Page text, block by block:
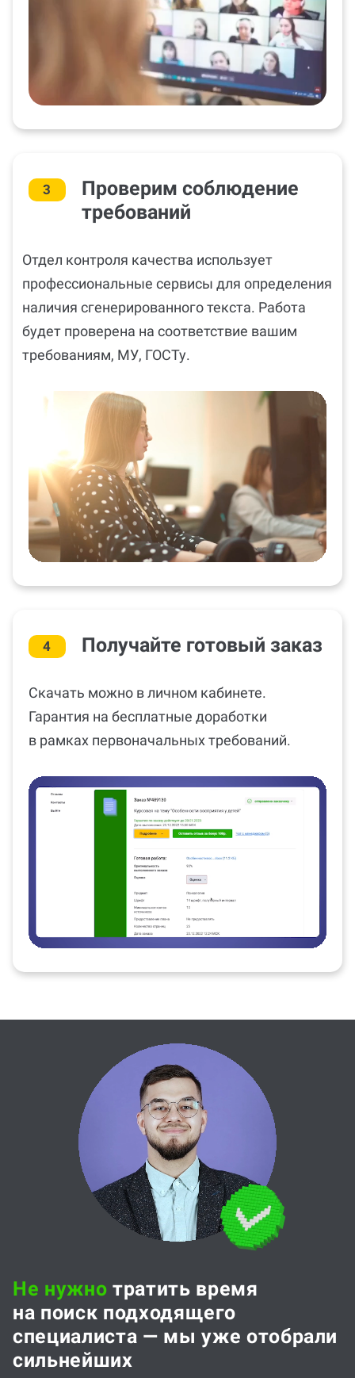
3
Проверим соблюдение
требований
Отдел контроля качества использует
профессиональные сервисы для определения
наличия сгенерированного текста. Работа
будет проверена на соответствие вашим
требованиям, МУ, ГОСТу.
4 Получайте готовый заказ
Скачать можно в личном кабинете.
Гарантия на бесплатные доработки
в рамках первоначальных требований.
Не нужно тратить время
на поиск подходящего
специалиста — мы уже отобрали
сильнейших